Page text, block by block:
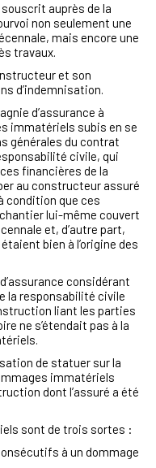
auprès de la
non seulement une
mais encore une
travaux.
et son
d’indemnisation.
d’assurance à
immatériels subis en se
générales du contrat
civile, qui
financières de la
au constructeur assuré
condition que ces
lui-même couvert
et, d’autre part,
bien à l’origine des
considérant
la responsabilité civile
liant les parties
ne s’étendait pas à la
de statuer sur la
immatériels
dont l’assuré a été
sont de trois sortes :
à un dommage